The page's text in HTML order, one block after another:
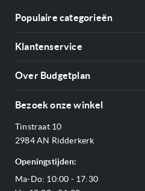
Populaire categorieën
Kookplaten
Afzuigkappen
Ovens
Stoomovens
Magnetrons
Vaatwassers
Complete keukens
Klantenservice
Betalen
Veelgestelde vragen
Service & garantie
Over Budgetplan
Adres & Route
Reviews Budgetplan
Blog
Bezoek onze winkel
Tinstraat 10
2984 AN Ridderkerk
Openingstijden:
Ma-Do: 10:00 - 17:30